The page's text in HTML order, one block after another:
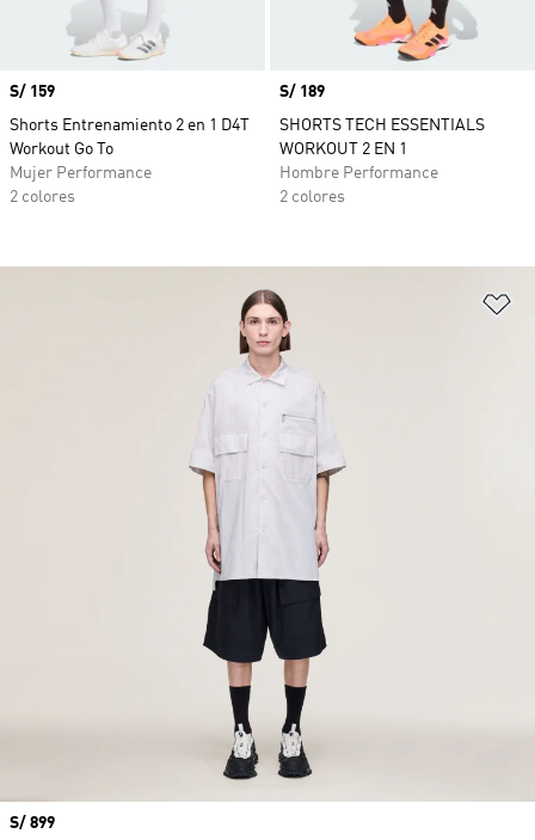
Precio
S/ 159
Shorts Entrenamiento 2 en 1 D4T
Workout Go To
Mujer Performance
2 colores
Precio
S/ 189
SHORTS TECH ESSENTIALS
WORKOUT 2 EN 1
Hombre Performance
2 colores
Precio
S/ 899